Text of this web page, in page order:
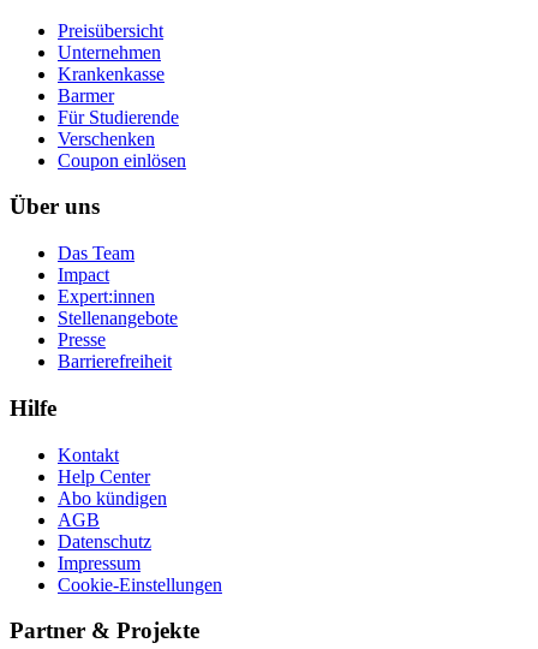
Preisübersicht
Unternehmen
Krankenkasse
Barmer
Für Studierende
Ver­schen­ken
Coupon einlösen
Über uns
Das Team
Impact
Expert:innen
Stellenangebote
Presse
Barrierefreiheit
Hilfe
Kontakt
Help Center
Abo kündigen
AGB
Datenschutz
Impressum
Cookie-Einstellungen
Partner & Projekte